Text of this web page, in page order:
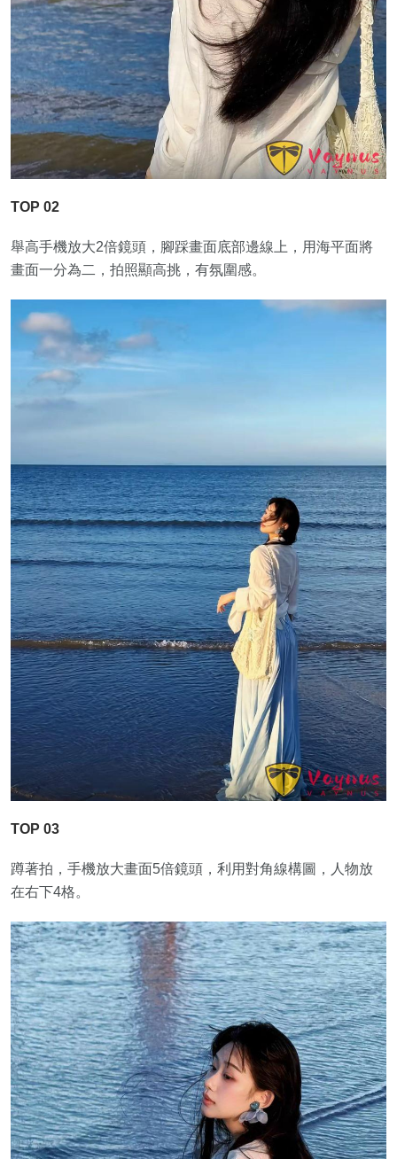
TOP 02
舉高手機放大2倍鏡頭，腳踩畫面底部邊線上，用海平面將
畫面一分為二，拍照顯高挑，有氛圍感。
TOP 03
蹲著拍，手機放大畫面5倍鏡頭，利用對角線構圖，人物放
在右下4格。